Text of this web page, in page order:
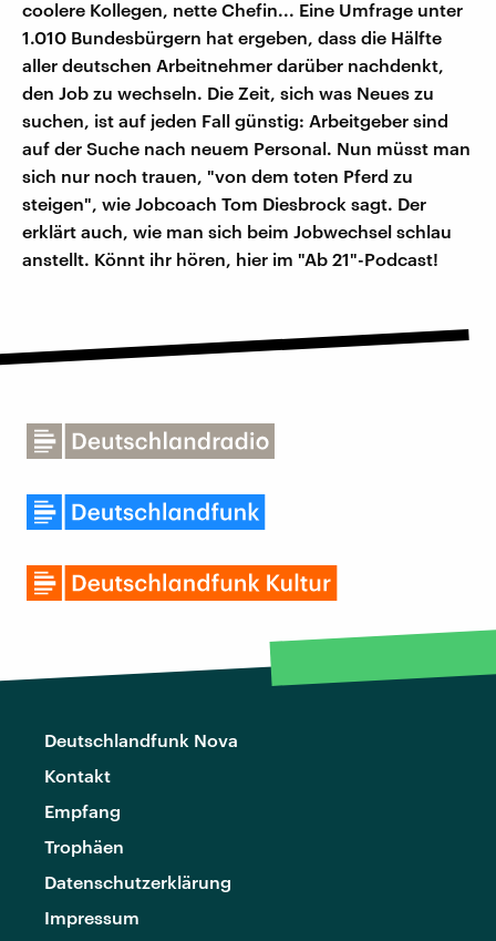
coolere Kollegen, nette Chefin... Eine Umfrage unter
1.010 Bundesbürgern hat ergeben, dass die Hälfte
aller deutschen Arbeitnehmer darüber nachdenkt,
den Job zu wechseln. Die Zeit, sich was Neues zu
suchen, ist auf jeden Fall günstig: Arbeitgeber sind
auf der Suche nach neuem Personal. Nun müsst man
sich nur noch trauen, "von dem toten Pferd zu
steigen", wie Jobcoach Tom Diesbrock sagt. Der
erklärt auch, wie man sich beim Jobwechsel schlau
anstellt. Könnt ihr hören, hier im "Ab 21"-Podcast!
Deutschlandfunk Nova
Kontakt
Empfang
Trophäen
Datenschutzerklärung
Impressum